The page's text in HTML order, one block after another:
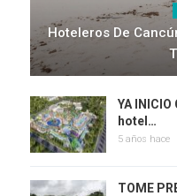
Hoteleros De
YA INICIO
hotel…
5 años hace
TOME